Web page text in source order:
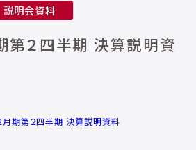
説明会資料
第２四半期 決算説明資
期第２四半期 決算説明資料